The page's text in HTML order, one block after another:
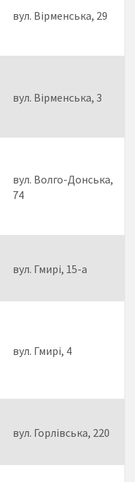
вул. Вірменська, 29
вул. Вірменська, 3
вул. Волго-Донська,
74
вул. Гмирі, 15-а
вул. Гмирі, 4
вул. Горлівська, 220